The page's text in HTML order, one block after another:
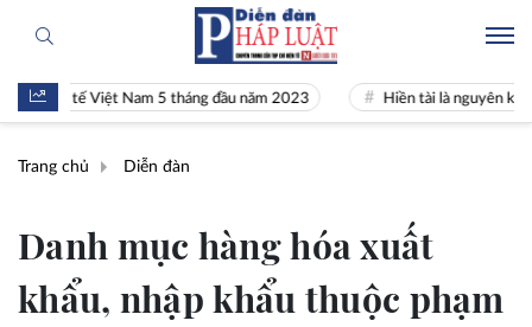
tế Việt Nam 5 tháng đầu năm 2023 Hiền tài là nguyên khí Quốc
Trang chủ Diễn đàn
Danh mục hàng hóa xuất
khẩu, nhập khẩu thuộc phạm